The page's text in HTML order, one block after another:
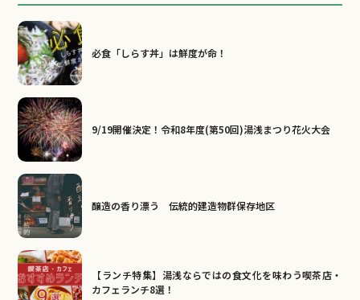
必食「しらす丼」は鮮度が命！
9/19開催決定！令和8年度(第50回)湯浅まつり花火大会
醸造の香り漂う 伝統的建造物群保存地区
【ランチ特集】湯浅ならではの食文化を味わう喫茶店・
カフェランチ8選！